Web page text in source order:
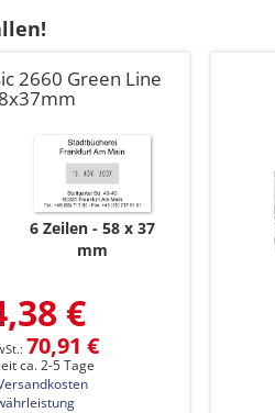
2660 Green Line
6 Zeilen
58 x 37
mm
€
70,91 €
ca. 2-5 Tage